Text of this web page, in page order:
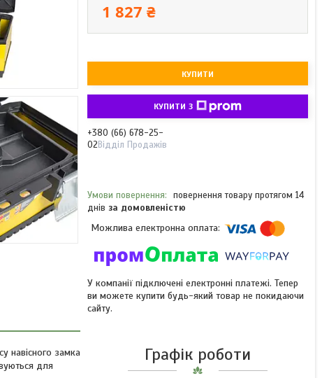
навісного замка
для
1 827 ₴
КУПИТИ
КУПИТИ З
+380 (66) 678-25-
02Відділ Продажів
повернення товару протягом 14
днів за домовленістю
У компанії підключені електронні платежі. Тепер
ви можете купити будь-який товар не покидаючи
сайту.
Графік роботи